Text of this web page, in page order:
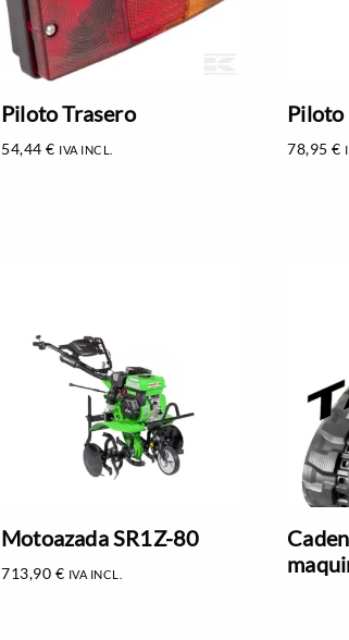
Piloto Trasero
54,44 € IVA INCL.
Piloto
78,95€
Motoazada SR1Z-80
713,90 € IVA INCL.